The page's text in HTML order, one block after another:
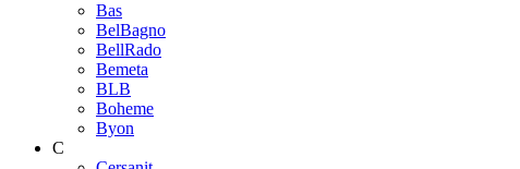
Bas
BelBagno
BellRado
Bemeta
BLB
Boheme
Byon
C